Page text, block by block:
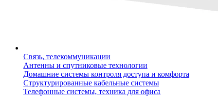
Связь, телекоммуникации
Антенны и спутниковые технологии
Домашние системы контроля доступа и комфорта
Структурированные кабельные системы
Телефонные системы, техника для офиса